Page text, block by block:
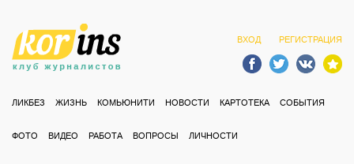
ВХОД РЕГИСТРАЦИЯ
ЛИКБЕЗ ЖИЗНЬ КОМЬЮНИТИ НОВОСТИ КАРТОТЕКА СОБЫТИЯ
ФОТО ВИДЕО РАБОТА ВОПРОСЫ ЛИЧНОСТИ